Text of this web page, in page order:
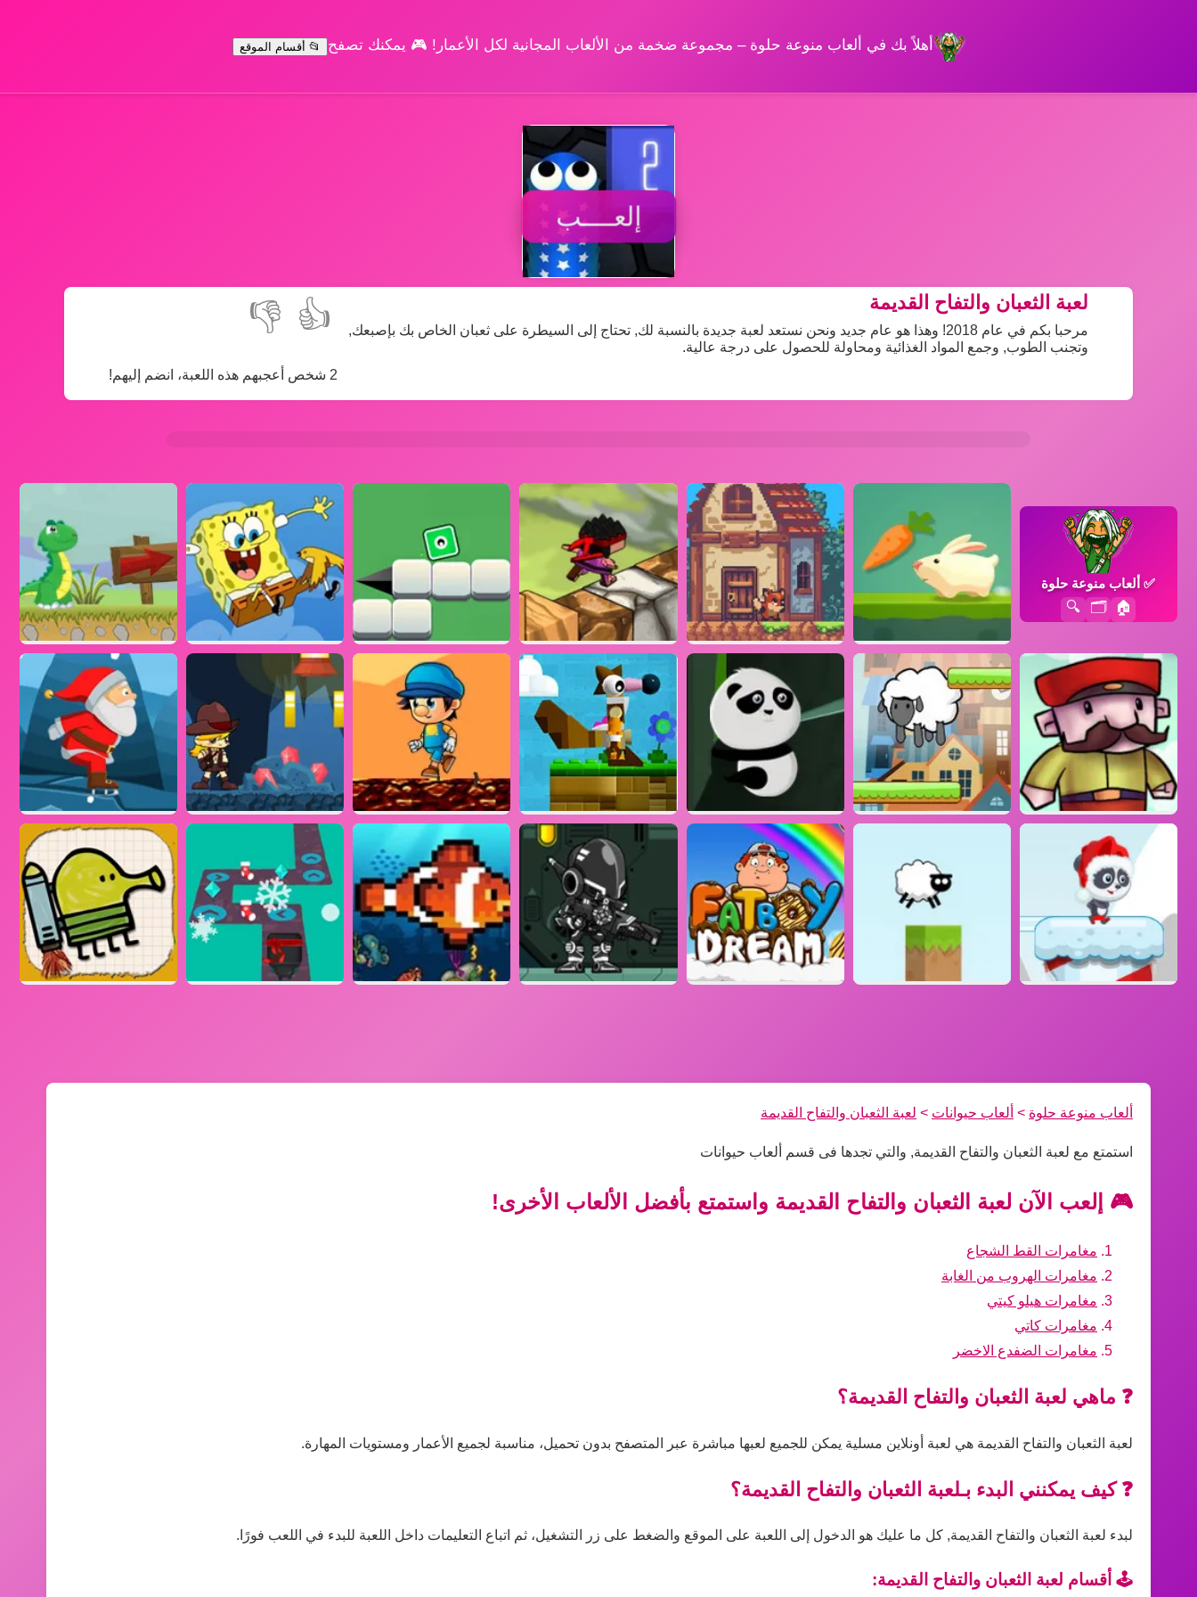
أهلاً بك في ألعاب منوعة حلوة – مجموعة ضخمة من الألعاب المجانية لكل الأعمار! 🎮 يمكنك تصفح 📂 أقسام الموقع
إلعــــب
👍
👎
2 شخص أعجبهم هذه اللعبة، انضم إليهم!
لعبة الثعبان والتفاح القديمة
مرحبا بكم في عام 2018! وهذا هو عام جديد ونحن نستعد لعبة جديدة بالنسبة لك, تحتاج إلى السيطرة على ثعبان الخاص بك بإصبعك,
وتجنب الطوب, وجمع المواد الغذائية ومحاولة للحصول على درجة عالية.
✅ألعاب منوعة حلوة
🏠
🗂️
🔍
ألعاب منوعة حلوة > ألعاب حيوانات > لعبة الثعبان والتفاح القديمة
استمتع مع لعبة الثعبان والتفاح القديمة, والتي تجدها فى قسم ألعاب حيوانات
🎮 إلعب الآن لعبة الثعبان والتفاح القديمة واستمتع بأفضل الألعاب الأخرى!
مغامرات القط الشجاع
مغامرات الهروب من الغابة
مغامرات هيلو كيتي
مغامرات كاتي
مغامرات الضفدع الاخضر
❓ ماهي لعبة الثعبان والتفاح القديمة؟
لعبة الثعبان والتفاح القديمة هي لعبة أونلاين مسلية يمكن للجميع لعبها مباشرة عبر المتصفح بدون تحميل، مناسبة لجميع الأعمار ومستويات المهارة.
❓ كيف يمكنني البدء بـلعبة الثعبان والتفاح القديمة؟
لبدء لعبة الثعبان والتفاح القديمة, كل ما عليك هو الدخول إلى اللعبة على الموقع والضغط على زر التشغيل، ثم اتباع التعليمات داخل اللعبة للبدء في اللعب فورًا.
🕹️ أقسام لعبة الثعبان والتفاح القديمة: